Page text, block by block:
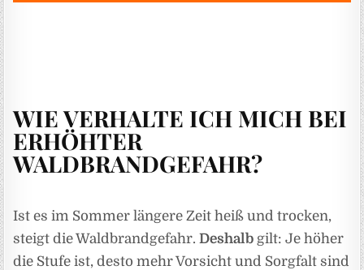
WIE VERHALTE ICH MICH BEI
ERHÖHTER
WALDBRANDGEFAHR?
Ist es im Sommer längere Zeit heiß und trocken,
steigt die Waldbrandgefahr.Deshalb gilt: Je höher
die Stufe ist, desto mehr Vorsicht und Sorgfalt sind